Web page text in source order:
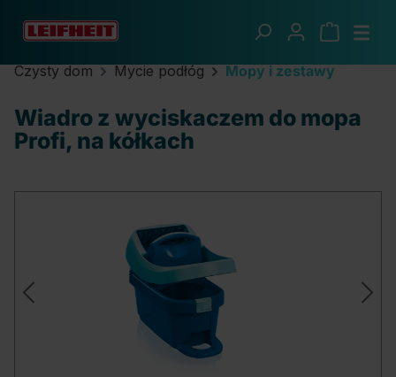
Przejdź do głównej zawartości
Czysty dom Mycie podłóg Mopy i zestawy
Wiadro z wyciskaczem do mopa
Profi, na kółkach